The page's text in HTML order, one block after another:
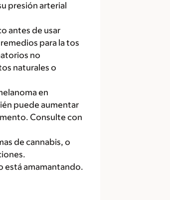
presión arterial
antes de usar
para la tos
no
naturales o
en
puede aumentar
Consulte con
de cannabis, o
está amamantando.